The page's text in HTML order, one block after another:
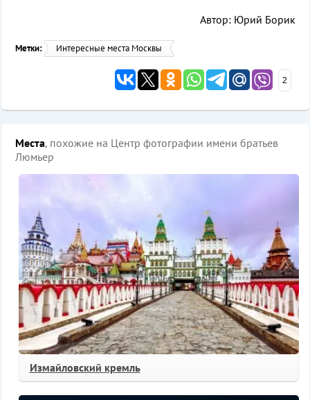
Автор: Юрий Борик
Метки: Интересные места Москвы
2
Места, похожие на Центр фотографии имени братьев
Люмьер
Измайловский кремль